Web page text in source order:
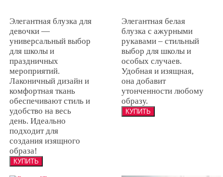
Элегантная блузка для
девочки —
универсальный выбор
для школы и
праздничных
мероприятий.
Лаконичный дизайн и
комфортная ткань
обеспечивают стиль и
удобство на весь
день. Идеально
подходит для
создания изящного
образа!
Элегантная белая
блузка с ажурными
рукавами – стильный
выбор для школы и
особых случаев.
Удобная и изящная,
она добавит
утонченности любому
образу.